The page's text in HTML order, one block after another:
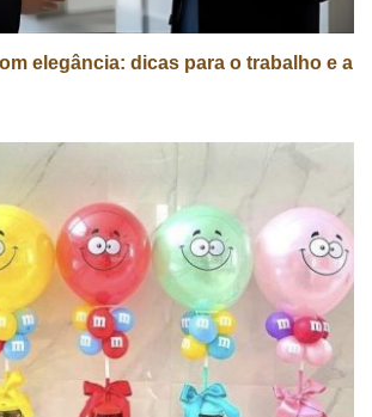
elegância: dicas para o trabalho e a